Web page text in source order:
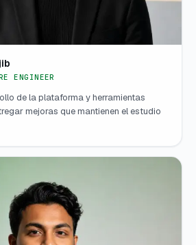
ENGINEER
de la plataforma y herramientas
mejoras que mantienen el estudio